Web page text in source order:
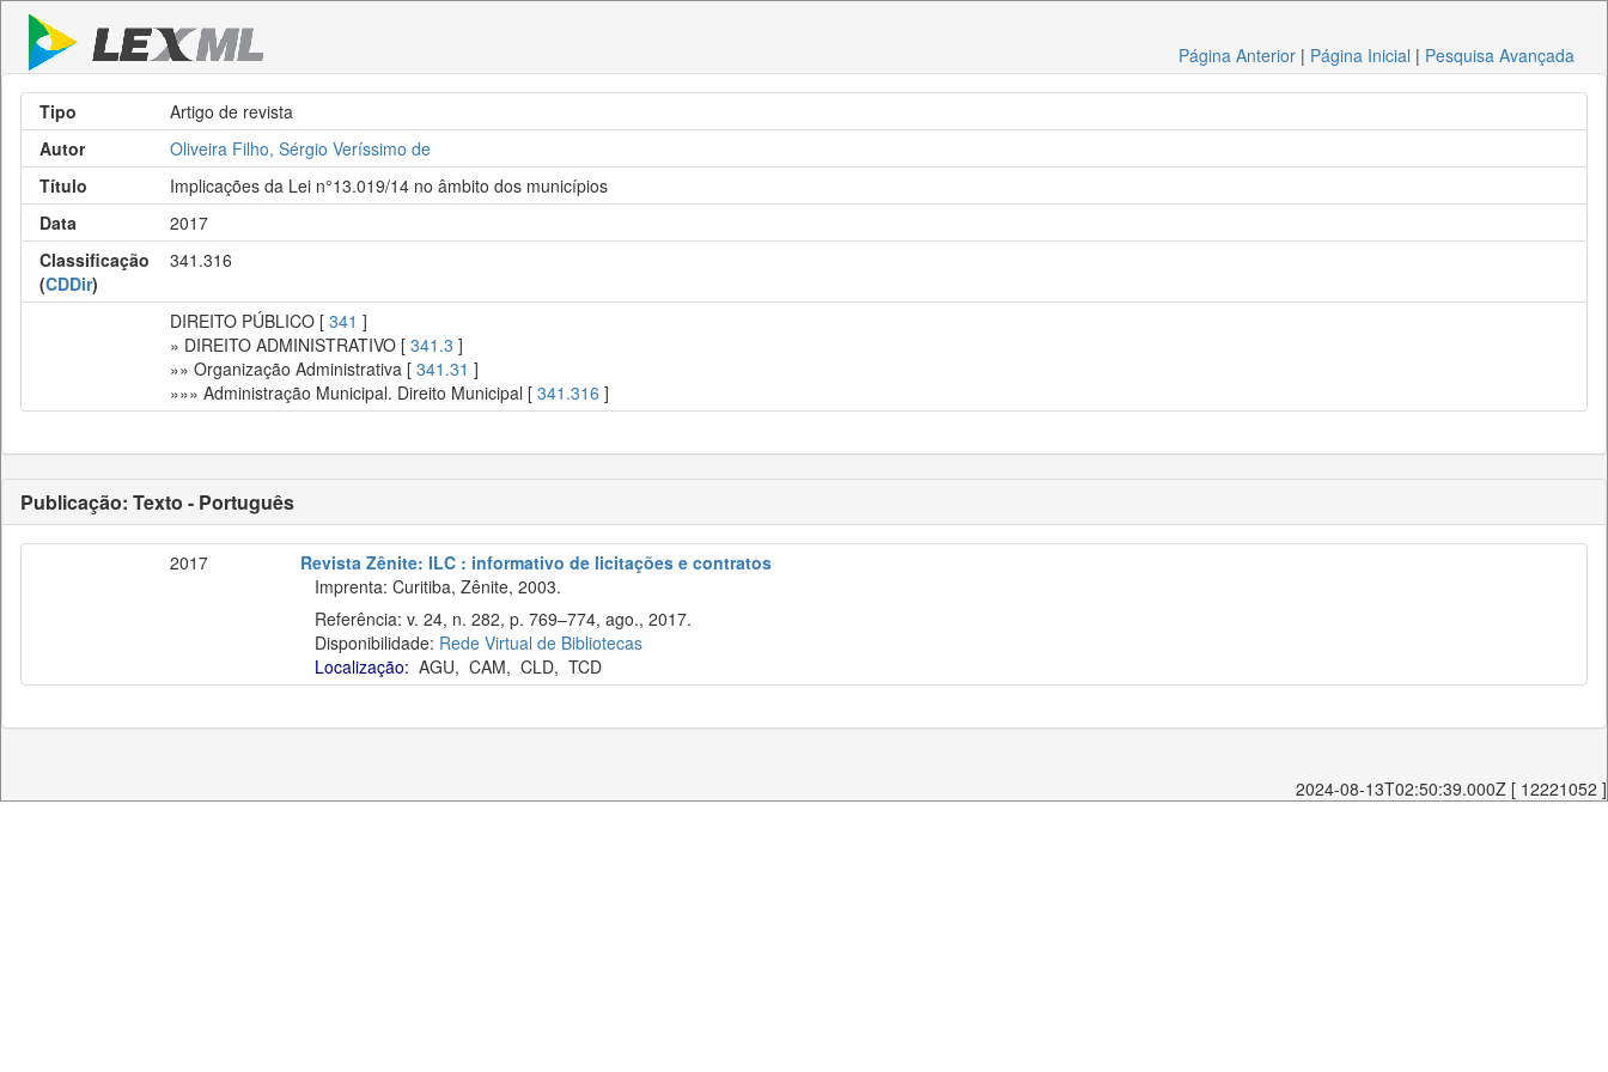
Página Anterior | Página Inicial | Pesquisa Avançada
Tipo
Artigo de revista
Autor
Oliveira Filho, Sérgio Veríssimo de
Título
Implicações da Lei n°13.019/14 no âmbito dos municípios
Data
2017
Classificação
(CDDir)
341.316
DIREITO PÚBLICO [ 341 ]
» DIREITO ADMINISTRATIVO [ 341.3 ]
»» Organização Administrativa [ 341.31 ]
»»» Administração Municipal. Direito Municipal [ 341.316 ]
Publicação: Texto - Português
2017
Revista Zênite: ILC : informativo de licitações e contratos
Imprenta: Curitiba, Zênite, 2003.
Referência: v. 24, n. 282, p. 769–774, ago., 2017.
Disponibilidade: Rede Virtual de Bibliotecas
Localização: AGU, CAM, CLD, TCD
2024-08-13T02:50:39.000Z [ 12221052 ]